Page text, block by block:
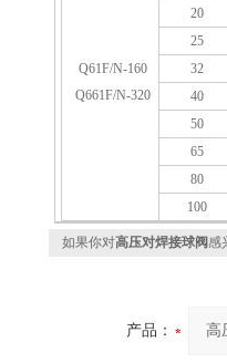
Q61F/N-160
Q661F/N-320
20
25
32
40
50
65
80
100
如果你对高压对焊接球阀感
产品：